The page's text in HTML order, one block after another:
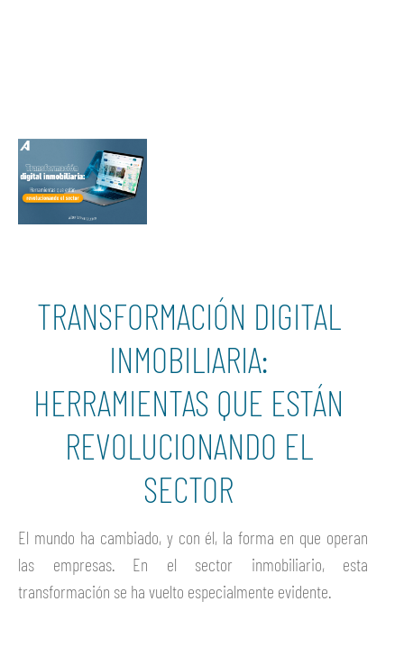
TRANSFORMACIÓN DIGITAL
INMOBILIARIA:
HERRAMIENTAS QUE ESTÁN
REVOLUCIONANDO EL
SECTOR
El mundo ha cambiado, y con él, la forma en que operan
las empresas. En el sector inmobiliario, esta
transformación se ha vuelto especialmente evidente.